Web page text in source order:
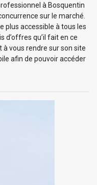
à Bosquentin
sur le marché.
plus accessible à tous les
d’offres qu’il fait en ce
vous rendre sur son site
afin de pouvoir accéder